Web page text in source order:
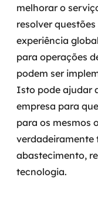
melhorar o
resolver
experiência
para operações
podem ser
Isto pode ajudar
empresa para
para os mesmos
verdadeiramente
abastecimento,
tecnologia.